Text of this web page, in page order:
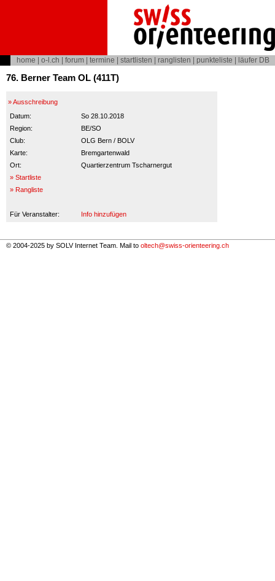
home o-l.ch forum termine startlisten ranglisten punkteliste läufer DB
76. Berner Team OL (411T)
» Ausschreibung
Datum:
So 28.10.2018
Region:
BE/SO
Club:
OLG Bern / BOLV
Karte:
Bremgartenwald
Ort:
Quartierzentrum Tscharnergut
» Startliste
» Rangliste
Für Veranstalter: Info hinzufügen
© 2004-2025 by SOLV Internet Team. Mail to oltech@swiss-orienteering.ch